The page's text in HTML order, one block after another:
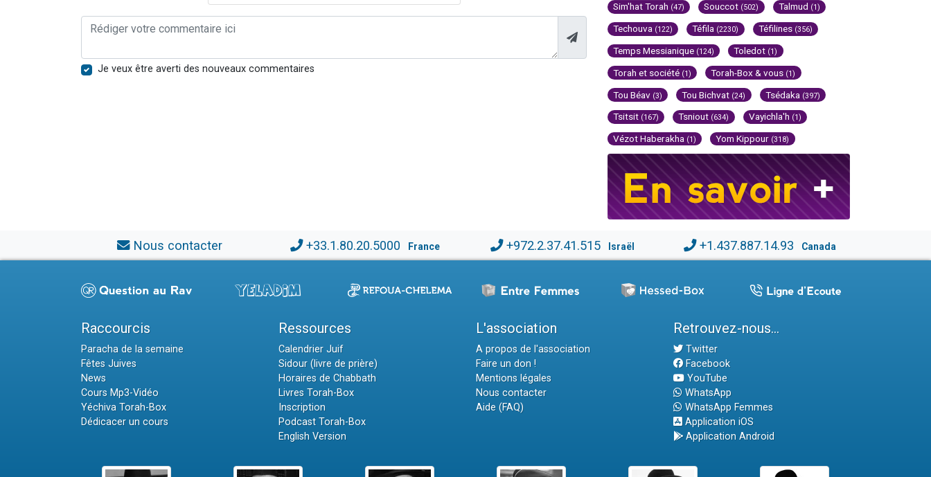
Je veux être averti des nouveaux commentaires
Sim'hat Torah (47) Souccot (502) Talmud (1)
Techouva (122) Téfila (2230) Téfilines (356)
Temps Messianique (124) Toledot (1)
Torah et société (1) Torah-Box & vous (1)
Tou Béav (3) Tou Bichvat (24) Tsédaka (397)
Tsitsit (167) Tsniout (634) Vayichla'h (1)
Vézot Haberakha (1) Yom Kippour (318)
Nous contacter +33.1.80.20.5000 France +972.2.37.41.515 Israël +1.437.887.14.93 Canada
Raccourcis
Paracha de la semaine
Fêtes Juives
News
Cours Mp3-Vidéo
Yéchiva Torah-Box
Dédicacer un cours
Ressources
Calendrier Juif
Sidour (livre de prière)
Horaires de Chabbath
Livres Torah-Box
Inscription
Podcast Torah-Box
English Version
L'association
A propos de l'association
Faire un don !
Mentions légales
Nous contacter
Aide (FAQ)
Retrouvez-nous...
Twitter
Facebook
YouTube
WhatsApp
WhatsApp Femmes
Application iOS
Application Android